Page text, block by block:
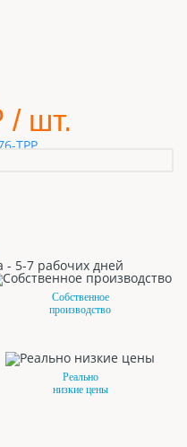
/ шт.
- 5-7 рабочих дней
Собственное
производство
Реально
низкие цены